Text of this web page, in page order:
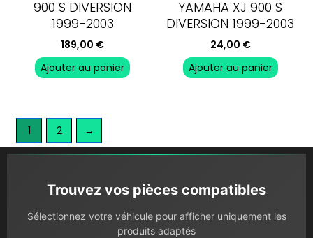
900 S DIVERSION
1999-2003
189,00 €
Ajouter au panier
YAMAHA XJ 900 S
DIVERSION 1999-2003
24,00 €
Ajouter au panier
1 2 →
Trouvez vos pièces compatibles
Sélectionnez votre véhicule pour afficher uniquement les
produits adaptés